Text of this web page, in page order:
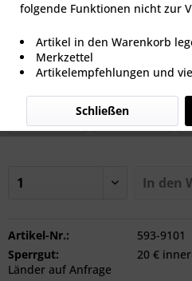
ab 269,00 € *
inkl. MwSt.zzgl. Versandkosten
Sorte
Jugendliche Kinder
In den
Artikel-Nr.:
593-9101
Sperrgut:
20 €
Länder auf Anfrage
folgende Funktionen nicht zur
Artikel in den Warenkorb
Merkzettel
Artikelempfehlungen und
Schließen